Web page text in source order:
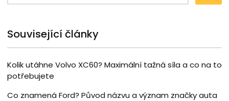
Související články
Kolik utáhne Volvo XC60? Maximální tažná síla a co na to
potřebujete
Co znamená Ford? Původ názvu a význam značky auta